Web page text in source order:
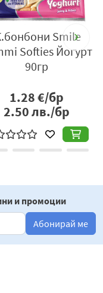
Smile
Softies Йогурт
90гр
1.28€/бр
2.50лв./бр
и промоции
Абонирай ме